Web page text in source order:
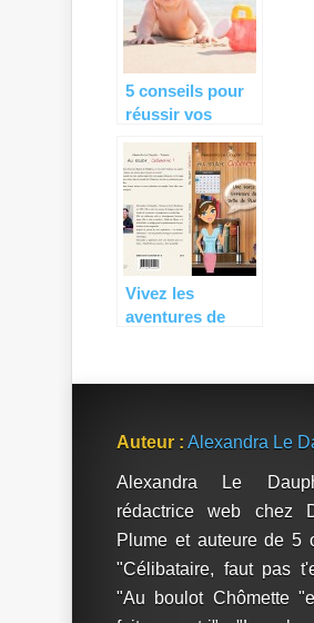
5 conseils pour
réussir vos
P’tit Loup !
Vivez les
aventures de
d’emploi pleine
Auteur : Alexandra Le
Alexandra Le
rédactrice web chez
Plume et auteure de 5
"Célibataire, faut pas
"Au boulot Chômette